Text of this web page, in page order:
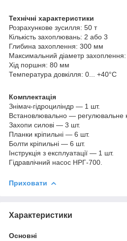
Технічні характеристики
Розрахункове зусилля: 50 т
Кількість захоплювань: 2 або 3
Глибина захоплення: 300 мм
Максимальний діаметр
Хід поршня: 80 мм
Температура довкілля: 0... +40°C
Комплектація
Знімач-гідроциліндр — 1 шт.
Встановлювально — регулювальне
Захопи силові — 3 шт.
Планки кріпильні — 6 шт.
Болти кріпильні — 6 шт.
Інструкція з експлуатації — 1 шт.
Гідравлічний насос НРГ-700.
Приховати
Характеристики
Основні